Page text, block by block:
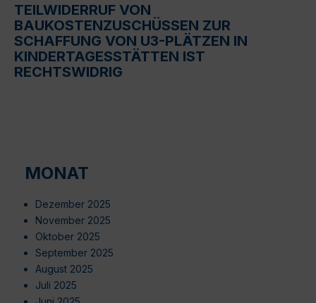
TEILWIDERRUF VON
BAUKOSTENZUSCHÜSSEN ZUR
SCHAFFUNG VON U3-PLÄTZEN IN
KINDERTAGESSTÄTTEN IST
RECHTSWIDRIG
MONAT
Dezember 2025
November 2025
Oktober 2025
September 2025
August 2025
Juli 2025